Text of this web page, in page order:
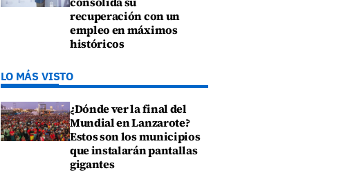
recuperación con un
empleo en máximos
históricos
LO MÁS VISTO
¿Dónde ver la final del
Mundial en Lanzarote?
Estos son los municipios
que instalarán pantallas
gigantes